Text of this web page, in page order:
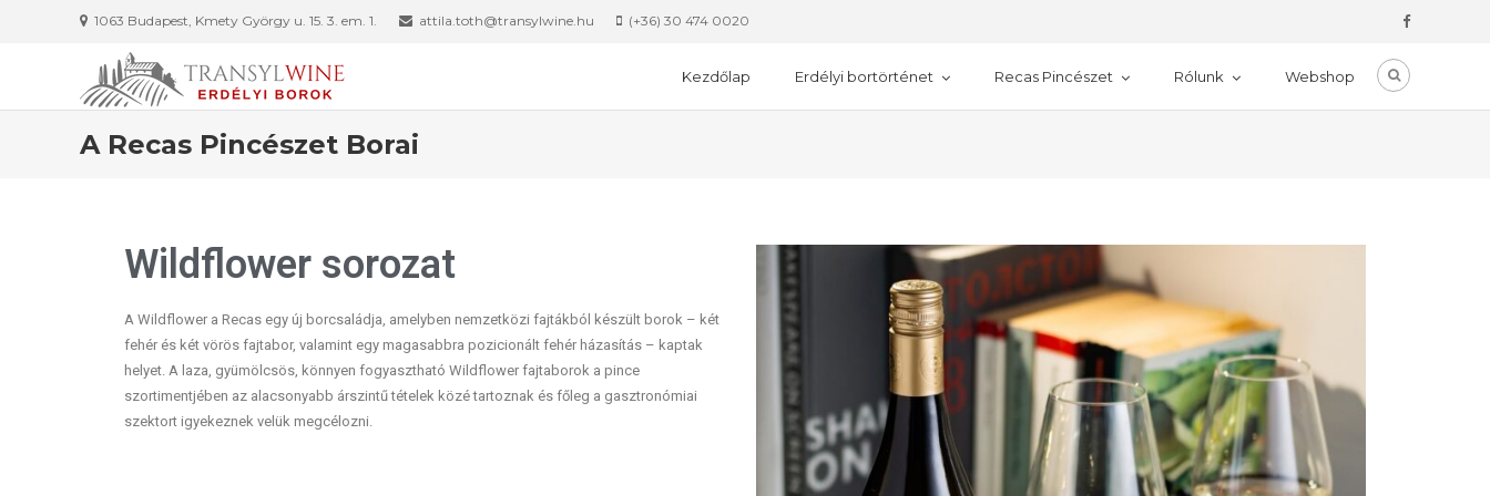
1063 Budapest, Kmety György u. 15. 3. em. 1. attila.toth@transylwine.hu (+36) 30 474 0020
Kezdőlap Erdélyi bortörténet Recas Pincészet Rólunk Webshop
A Recas Pincészet Borai
Wildflower sorozat
A Wildflower a Recas egy új borcsaládja, amelyben nemzetközi fajtákból készült borok – két
fehér és két vörös fajtabor, valamint egy magasabbra pozicionált fehér házasítás – kaptak
helyet. A laza, gyümölcsös, könnyen fogyasztható Wildflower fajtaborok a pince
szortimentjében az alacsonyabb árszintű tételek közé tartoznak és főleg a gasztronómiai
szektort igyekeznek velük megcélozni.